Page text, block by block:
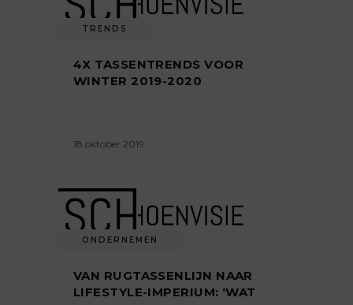
TRENDS
4X TASSENTRENDS VOOR
WINTER 2019-2020
18 oktober 2019
ONDERNEMEN
VAN RUGTASSENLIJN NAAR
LIFESTYLE-IMPERIUM: ‘WAT